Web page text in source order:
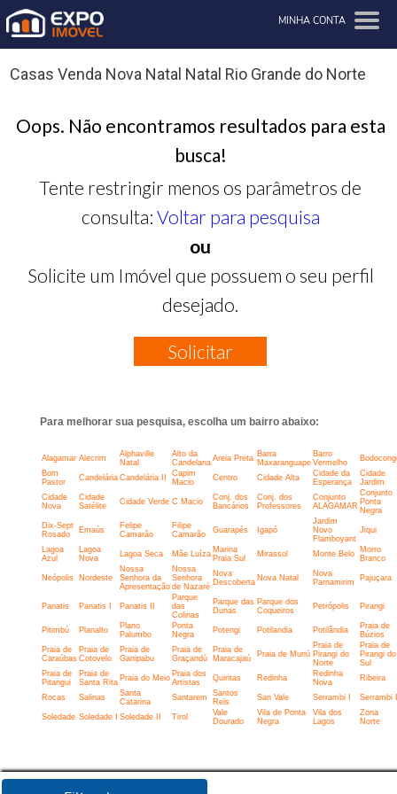
MINHA CONTA
Casas Venda Nova Natal Natal Rio Grande do Norte
Oops. Não encontramos resultados para esta
busca!
Tente restringir menos os parâmetros de
consulta: Voltar para pesquisa
ou
Solicite um Imóvel que possuem o seu perfil
desejado.
Solicitar
Para melhorar sua pesquisa, escolha um bairro abaixo:
Alagamar Alecrim
Alphaville
Natal
Alto da
Candelaria Areia Preta Barra
Maxaranguape
Barro
Vermelho
Bom
Pastor
Candelária Candelária II
Capim
Macio
Centro Cidade Alta
Cidade da
Esperança
Cidade
Jardim
Cidade
Nova
Cidade
Satélite
Cidade Verde C Macio
Conj. dos
Bancários
Conj. dos
Professores
Conjunto
ALAGAMAR
Conjunto
Ponta
Negra
Dix-Sept
Rosado
Emaús
Felipe
Camarão
Filipe
Camarão
Guarapés Igapó
Jardim
Novo
Flamboyant
Jiqui
Lagoa
Azul
Lagoa
Nova
Lagoa Seca Mãe Luíza Marina
Praia Sul
Mirassol Monte Belo
Morro
Branco
Neópolis Nordeste
Nossa
Senhora da
Apresentação
Nossa
Senhora
de Nazaré
Nova
Descoberta Nova Natal
Nova
Parnamirim
Pajuçara
Panatis Panatis I Panatis II
Parque
das
Colinas
Parque das
Dunas
Parque dos
Coqueiros
Petrópolis Pirangi
Pitimbú Planalto
Plano
Palumbo
Ponta
Negra
Potengi Potilandia Potilândia
Praia de
Búzios
Praia de
Caraúbas
Praia de
Cotovelo
Praia de
Ganipabu
Praia de
Graçandú
Praia de
Maracajaú
Praia de Muriú
Praia de
Pirangi do
Norte
Praia de
Pirangi do
Sul
Praia de
Pitangui
Praia de
Santa Rita Praia do Meio Praia dos
Artistas
Quintas Redinha
Redinha
Nova
Ribeira
Rocas Salinas
Santa
Catarina
Santarem
Santos
Reis
San Vale Serrambi I Serrambi
Soledade Soledade I Soledade II Tirol
Vale
Dourado
Vila de Ponta
Negra
Vila dos
Lagos
Zona
Norte